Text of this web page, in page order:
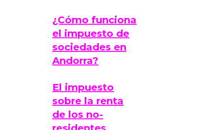
¿Cómo funciona
el impuesto de
sociedades en
Andorra?
El impuesto
sobre la renta
de los no-